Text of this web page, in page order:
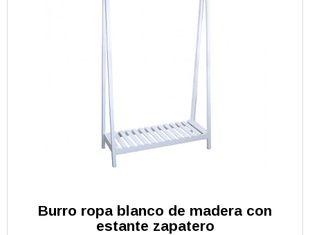
Burro ropa blanco de madera con
estante zapatero